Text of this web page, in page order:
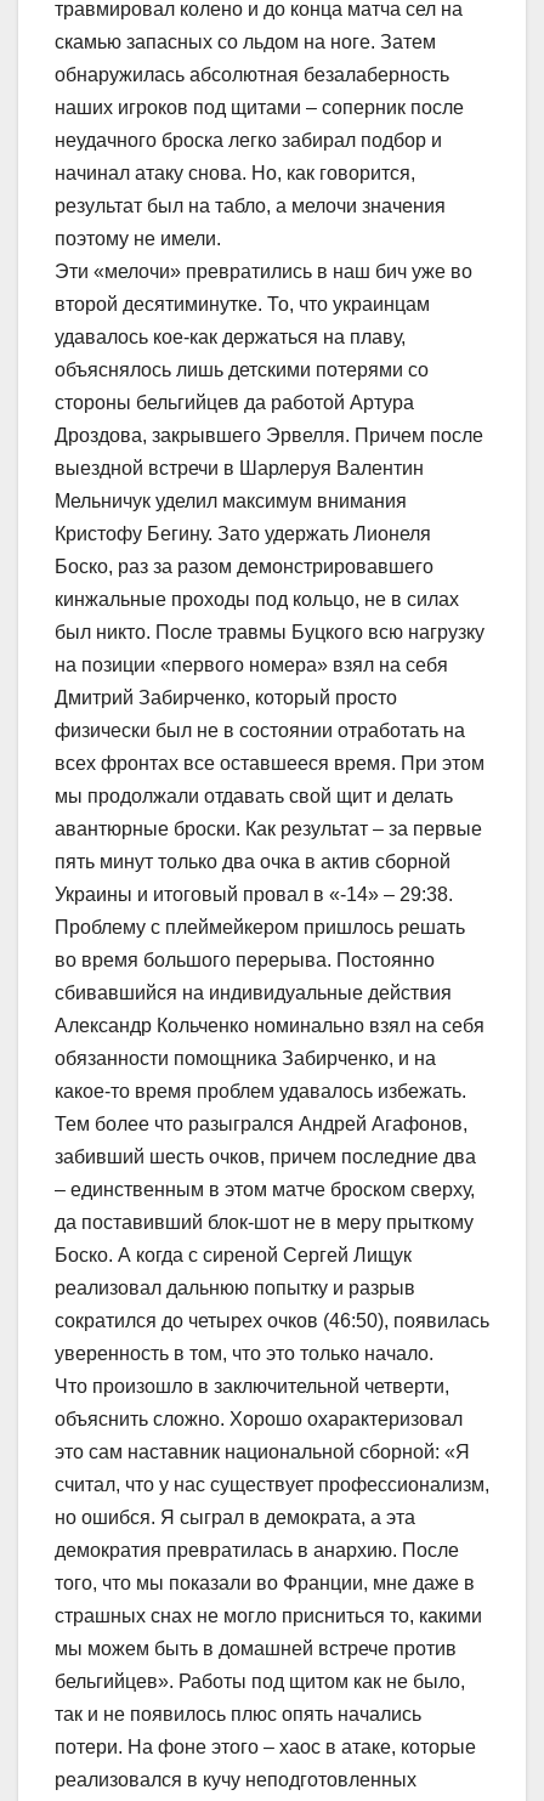
травмировал колено и до конца матча сел на
скамью запасных со льдом на ноге. Затем
обнаружилась абсолютная безалаберность
наших игроков под щитами – соперник после
неудачного броска легко забирал подбор и
начинал атаку снова. Но, как говорится,
результат был на табло, а мелочи значения
поэтому не имели.
Эти «мелочи» превратились в наш бич уже во
второй десятиминутке. То, что украинцам
удавалось кое-как держаться на плаву,
объяснялось лишь детскими потерями со
стороны бельгийцев да работой Артура
Дроздова, закрывшего Эрвелля. Причем после
выездной встречи в Шарлеруя Валентин
Мельничук уделил максимум внимания
Кристофу Бегину. Зато удержать Лионеля
Боско, раз за разом демонстрировавшего
кинжальные проходы под кольцо, не в силах
был никто. После травмы Буцкого всю нагрузку
на позиции «первого номера» взял на себя
Дмитрий Забирченко, который просто
физически был не в состоянии отработать на
всех фронтах все оставшееся время. При этом
мы продолжали отдавать свой щит и делать
авантюрные броски. Как результат – за первые
пять минут только два очка в актив сборной
Украины и итоговый провал в «-14» – 29:38.
Проблему с плеймейкером пришлось решать
во время большого перерыва. Постоянно
сбивавшийся на индивидуальные действия
Александр Кольченко номинально взял на себя
обязанности помощника Забирченко, и на
какое-то время проблем удавалось избежать.
Тем более что разыгрался Андрей Агафонов,
забивший шесть очков, причем последние два
– единственным в этом матче броском сверху,
да поставивший блок-шот не в меру прыткому
Боско. А когда с сиреной Сергей Лищук
реализовал дальнюю попытку и разрыв
сократился до четырех очков (46:50), появилась
уверенность в том, что это только начало.
Что произошло в заключительной четверти,
объяснить сложно. Хорошо охарактеризовал
это сам наставник национальной сборной: «Я
считал, что у нас существует профессионализм,
но ошибся. Я сыграл в демократа, а эта
демократия превратилась в анархию. После
того, что мы показали во Франции, мне даже в
страшных снах не могло присниться то, какими
мы можем быть в домашней встрече против
бельгийцев». Работы под щитом как не было,
так и не появилось плюс опять начались
потери. На фоне этого – хаос в атаке, которые
реализовался в кучу неподготовленных